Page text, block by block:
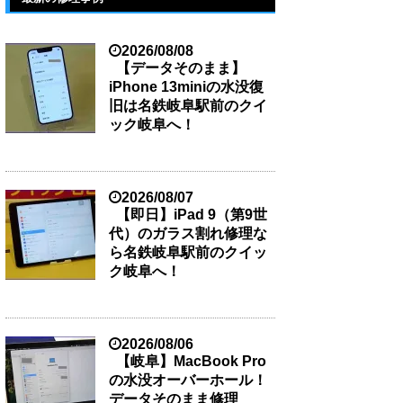
2026/08/08
【データそのまま】
iPhone 13miniの水没復
旧は名鉄岐阜駅前のクイ
ック岐阜へ！
2026/08/07
【即日】iPad 9（第9世
代）のガラス割れ修理な
ら名鉄岐阜駅前のクイッ
ク岐阜へ！
2026/08/06
【岐阜】MacBook Pro
の水没オーバーホール！
データそのまま修理